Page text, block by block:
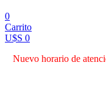
0
Carrito
U$S 0
Nuevo horario de